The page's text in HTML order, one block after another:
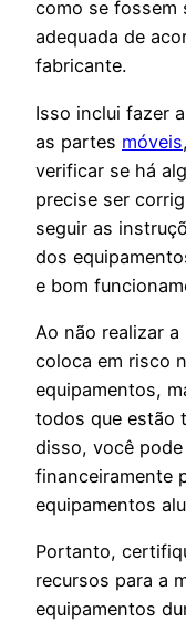
como se fossem
adequada de
fabricante.
Isso inclui fazer
as partes móveis
verificar se há
precise ser
seguir as
dos
e bom
Ao não realizar
coloca em risco
equipamentos,
todos que estão
disso, você
financeiramente
equipamentos
Portanto,
recursos para a
equipamentos